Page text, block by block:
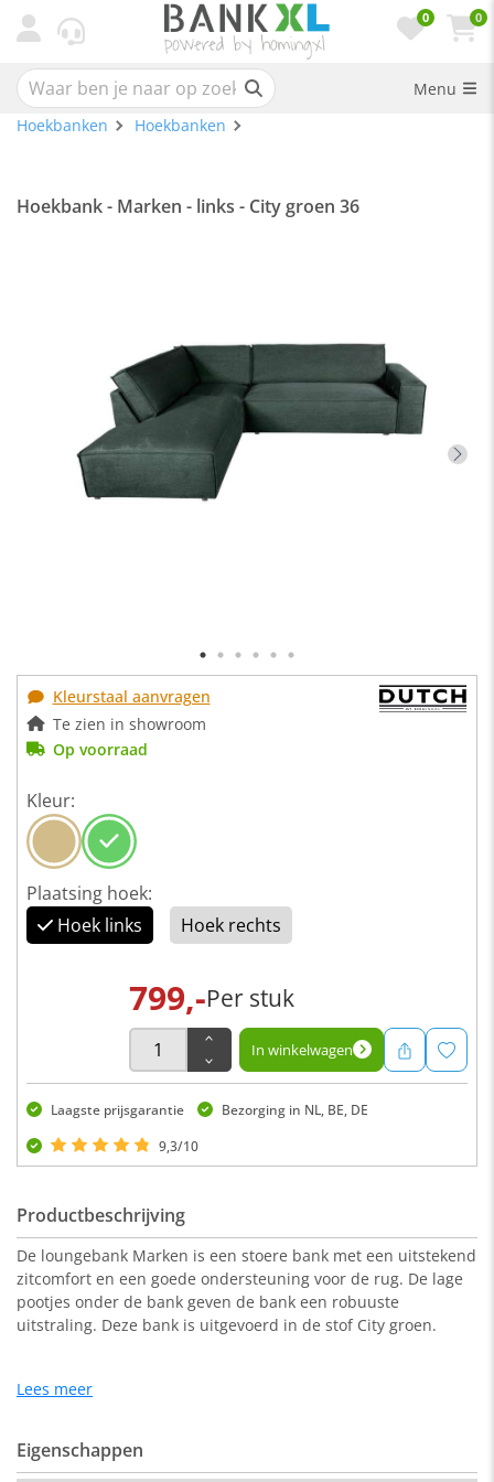
0 0
Menu
Hoekbanken
Hoekbanken
Hoekbank - Marken - links - City groen 36
Kleurstaal aanvragen
Te zien in showroom
Op voorraad
Kleur:
Plaatsing hoek:
Hoek links
Hoek rechts
799,-Per stuk
In winkelwagen
Laagste prijsgarantie
Bezorging in NL, BE, DE
9,3/10
Productbeschrijving
De loungebank Marken is een stoere bank met een uitstekend
zitcomfort en een goede ondersteuning voor de rug. De lage
pootjes onder de bank geven de bank een robuuste
uitstraling. Deze bank is uitgevoerd in de stof City groen.
Afmeting:
Bij deze variant zit de chaise longue aan de linkerzijde als je
Lees meer
Eigenschappen